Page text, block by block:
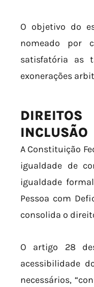
O objetivo do
nomeado por
satisfatória as
exonerações
INCLUSÃO
A Constituição
igualdade de
igualdade
Pessoa com
consolida o
O artigo 28
acessibilidade
necessários,